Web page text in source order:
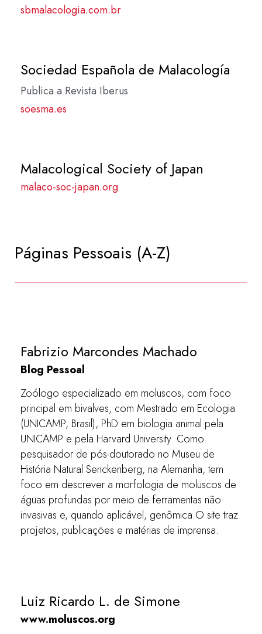
sbmalacologia.com.br
Sociedad Española de Malacología
Publica a Revista Iberus
soesma.es
Malacological Society of Japan
malaco-soc-japan.org
Páginas Pessoais (A-Z)
Fabrizio Marcondes Machado
Blog Pessoal
Zoólogo especializado em moluscos, com foco
principal em bivalves, com Mestrado em Ecologia
(UNICAMP, Brasil), PhD em biologia animal pela
UNICAMP e pela Harvard University. Como
pesquisador de pós-doutorado no Museu de
História Natural Senckenberg, na Alemanha, tem
foco em descrever a morfologia de moluscos de
águas profundas por meio de ferramentas não
invasivas e, quando aplicável, genômica.O site traz
projetos, publicações e matérias de imprensa.
Luiz Ricardo L. de Simone
www.moluscos.org